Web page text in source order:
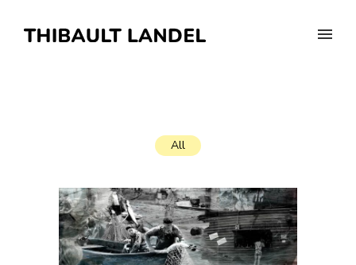
All
TRACADIGASH